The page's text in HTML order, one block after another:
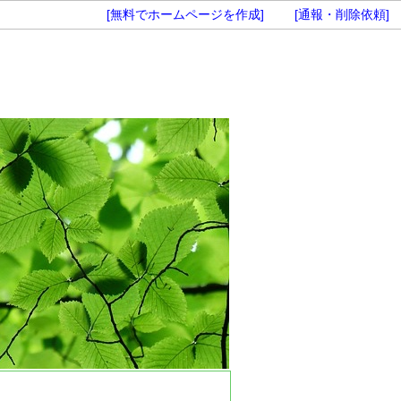
[無料でホームページを作成] [通報・削除依頼]